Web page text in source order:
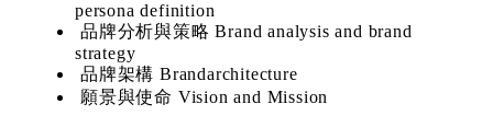
persona definition
品牌分析與策略 Brand analysis and brand
strategy
品牌架構 Brandarchitecture
願景與使命 Vision and Mission